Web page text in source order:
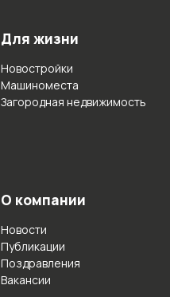
Для жизни
Новостройки
Машиноместа
Загородная недвижимость
О компании
Новости
Публикации
Поздравления
Вакансии